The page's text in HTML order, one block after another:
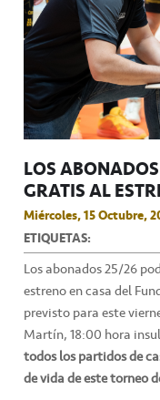
LOS
GRATIS AL
Miércoles, 15 Octubre,
ETIQUETAS:
Los abonados 25/26
estreno en casa del
previsto para este
Martín, 18:00 hora
todos los partidos de
de vida de este torneo